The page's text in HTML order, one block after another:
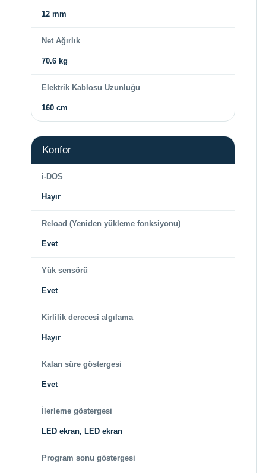
12 mm
Net Ağırlık
70.6 kg
Elektrik Kablosu Uzunluğu
160 cm
Konfor
i-DOS
Hayır
Reload (Yeniden yükleme fonksiyonu)
Evet
Yük sensörü
Evet
Kirlilik derecesi algılama
Hayır
Kalan süre göstergesi
Evet
İlerleme göstergesi
LED ekran, LED ekran
Program sonu göstergesi